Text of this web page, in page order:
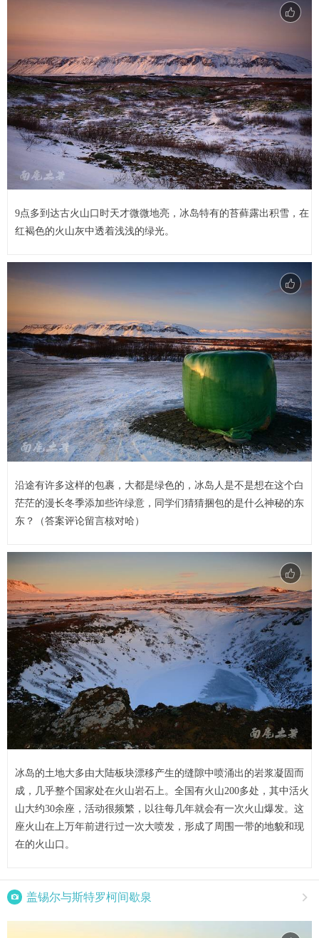
9点多到达古火山口时天才微微地亮，冰岛特有的苔藓露出积雪，在
红褐色的火山灰中透着浅浅的绿光。
沿途有许多这样的包裹，大都是绿色的，冰岛人是不是想在这个白
茫茫的漫长冬季添加些许绿意，同学们猜猜捆包的是什么神秘的东
东？（答案评论留言核对哈）
冰岛的土地大多由大陆板块漂移产生的缝隙中喷涌出的岩浆凝固而
成，几乎整个国家处在火山岩石上。全国有火山200多处，其中活火
山大约30余座，活动很频繁，以往每几年就会有一次火山爆发。这
座火山在上万年前进行过一次大喷发，形成了周围一带的地貌和现
在的火山口。
 盖锡尔与斯特罗柯间歇泉 